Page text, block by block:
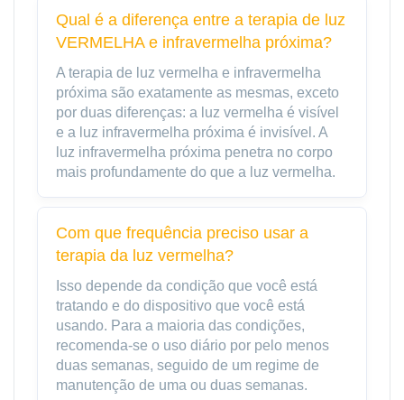
Qual é a diferença entre a terapia de luz
VERMELHA e infravermelha próxima?
A terapia de luz vermelha e infravermelha
próxima são exatamente as mesmas, exceto
por duas diferenças: a luz vermelha é visível
e a luz infravermelha próxima é invisível. A
luz infravermelha próxima penetra no corpo
mais profundamente do que a luz vermelha.
Com que frequência preciso usar a
terapia da luz vermelha?
Isso depende da condição que você está
tratando e do dispositivo que você está
usando. Para a maioria das condições,
recomenda-se o uso diário por pelo menos
duas semanas, seguido de um regime de
manutenção de uma ou duas semanas.